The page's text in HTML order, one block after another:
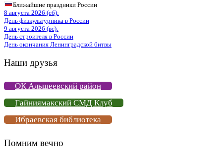
Ближайшие праздники России
8 августа 2026 (сб):
День физкультурника в России
9 августа 2026 (вс):
День строителя в России
День окончания Ленинградской битвы
Наши друзья
ОК Альшеевский район
Гайниямакский СМД Клуб
Ибраевская библиотека
Помним вечно